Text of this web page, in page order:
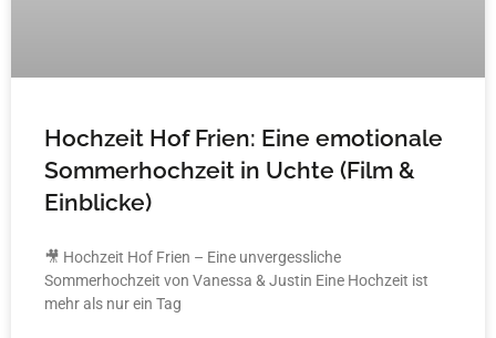
Hochzeit Hof Frien: Eine emotionale
Sommerhochzeit in Uchte (Film &
Einblicke)
🎥 Hochzeit Hof Frien – Eine unvergessliche
Sommerhochzeit von Vanessa & Justin Eine Hochzeit ist
mehr als nur ein Tag